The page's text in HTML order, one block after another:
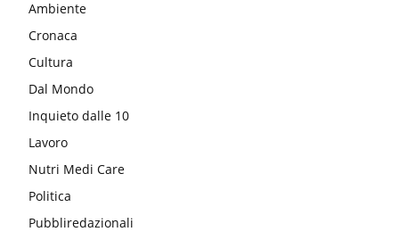
Ambiente
Cronaca
Cultura
Dal Mondo
Inquieto dalle 10
Lavoro
Nutri Medi Care
Politica
Pubbliredazionali